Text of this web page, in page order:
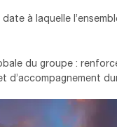
à laquelle
du groupe :